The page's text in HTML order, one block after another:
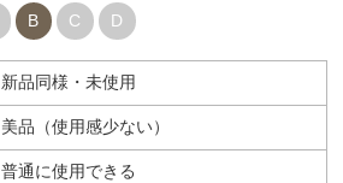
B C D
新品同様・未使用
美品（使用感少ない）
普通に使用できる